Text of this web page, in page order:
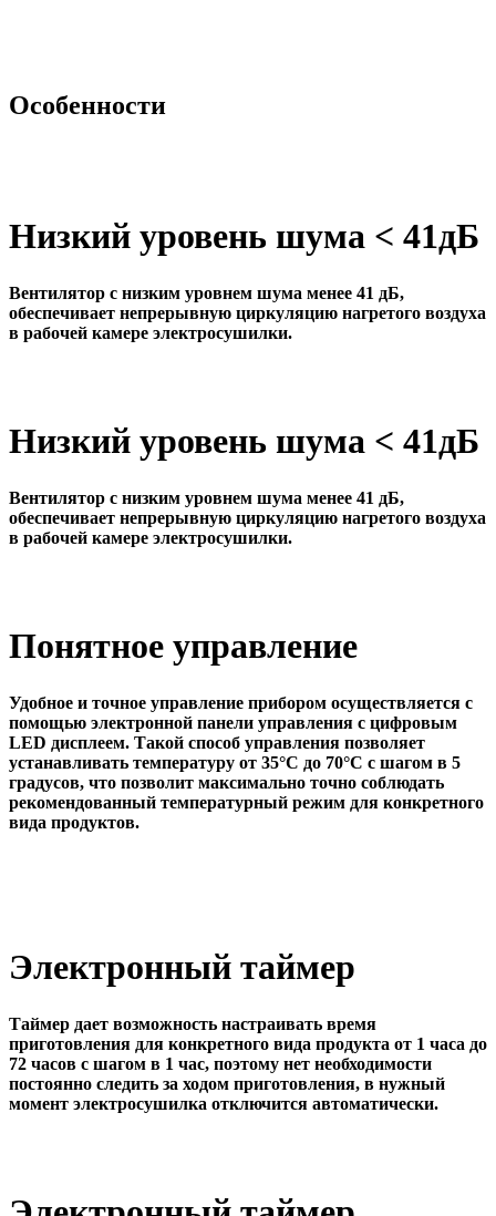
Особенности
Низкий уровень шума < 41дБ
Вентилятор с низким уровнем шума менее 41 дБ,
обеспечивает непрерывную циркуляцию нагретого воздуха
в рабочей камере электросушилки.
Низкий уровень шума < 41дБ
Вентилятор с низким уровнем шума менее 41 дБ,
обеспечивает непрерывную циркуляцию нагретого воздуха
в рабочей камере электросушилки.
Понятное управление
Удобное и точное управление прибором осуществляется с
помощью электронной панели управления с цифровым
LED дисплеем. Такой способ управления позволяет
устанавливать температуру от 35°C до 70°C с шагом в 5
градусов, что позволит максимально точно соблюдать
рекомендованный температурный режим для конкретного
вида продуктов.
Электронный таймер
Таймер дает возможность настраивать время
приготовления для конкретного вида продукта от 1 часа до
72 часов с шагом в 1 час, поэтому нет необходимости
постоянно следить за ходом приготовления, в нужный
момент электросушилка отключится автоматически.